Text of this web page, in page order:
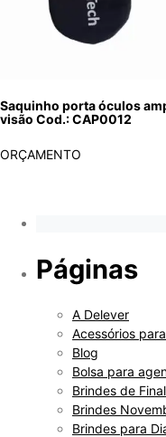
Saquinho porta óculos
visão Cod.: CAP0012
ORÇAMENTO
Páginas
A Delever
Acessórios para
Blog
Bolsa para
Brindes de
Brindes
Brindes para